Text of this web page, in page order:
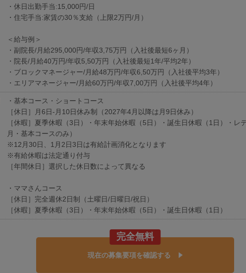
・休日出勤手当:15,000円/日
・住宅手当:家賃の30％支給（上限2万円/月）
＜給与例＞
・副院長/月給295,000円/年収3,75万円（入社後最短6ヶ月）
・院長/月給40万円/年収5,50万円（入社後最短1年/平均2年）
・ブロックマネージャー/月給48万円/年収6,50万円（入社後平均3年）
・エリアマネージャー/月給60万円/年収7,00万円（入社後平均4年）
・基本コース・ショートコース
［休日］月6日-月10日休み制（2027年4月以降は月9日休み）
［休暇］夏季休暇（3日）・年末年始休暇（5日）・誕生日休暇（1日）・レ
月・基本コースのみ）
※12月30日、1月2日3日は有給計画消化となります
※有給休暇は法定通り付与
［年間休日］選択した休日数によって異なる
・ママさんコース
［休日］完全週休2日制（土曜日/日曜日/祝日）
［休暇］夏季休暇（3日）・年末年始休暇（5日）・誕生日休暇（1日）
完全無料
現在の募集要項を確認する